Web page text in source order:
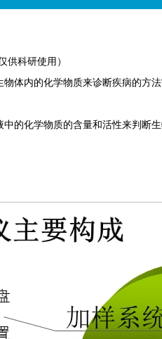
仅供科研使用）
体内的化学物质来诊断疾病的方
的化学物质的含量和活性来判断